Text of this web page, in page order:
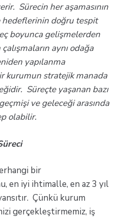
Sürecin her aşamasının
doğru tespit
boyunca gelişmelerden
aynı odağa
yapılanma
kurumun stratejik manada
Süreçte yaşanan bazı
ve geleceği arasında
olabilir.
bir
en iyi ihtimalle, en az 3 yıl
Çünkü kurum
gerçekleştirmemiz, iş